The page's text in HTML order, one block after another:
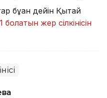
бұған дейін Қытай
жер сілкінісін